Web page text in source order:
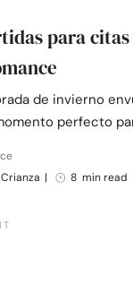
para
de invierno
perfecto
| 8 min read